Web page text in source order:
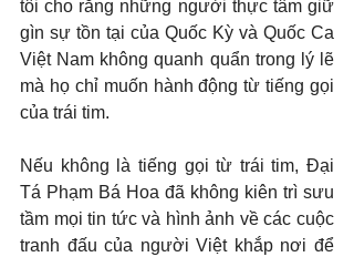
tôi cho rằng những người thực tâm giữ
gìn sự tồn tại của Quốc Kỳ và Quốc Ca
Việt Nam không quanh quẩn trong lý lẽ
mà họ chỉ muốn hành động từ tiếng gọi
của trái tim.
Nếu không là tiếng gọi từ trái tim, Đại
Tá Phạm Bá Hoa đã không kiên trì sưu
tầm mọi tin tức và hình ảnh về các cuộc
tranh đấu của người Việt khắp nơi để